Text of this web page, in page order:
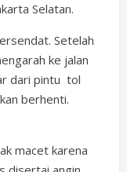
Selatan.
Setelah
ke jalan
dari pintu tol
berhenti.
macet karena